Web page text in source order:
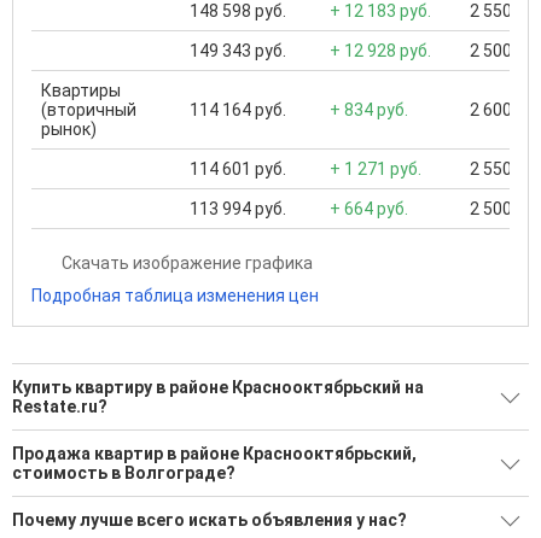
148 598 руб. + 12 183 руб. 2 550
149 343 руб. + 12 928 руб. 2 500
Квартиры
(вторичный
рынок)
114 164 руб. + 834 руб. 2 600
114 601 руб. + 1 271 руб. 2 550
113 994 руб. + 664 руб. 2 500
Скачать изображение графика
Подробная таблица изменения цен
Купить квартиру в районе Краснооктябрьский на
Restate.ru?
Поможем Купить квартиру в районе Краснооктябрьский?
610 актуальных и проверенных объявлений
Воспользуйтесь нашим поиском по новостройкам, для
Продажа квартир в районе Краснооктябрьский,
стоимость в Волгограде?
Минимальная цена: 2 000 000 Р. Максимальная цена: 15 990
000 Р; Средняя: 5 130 269 Р
Почему лучше всего искать объявления у нас?